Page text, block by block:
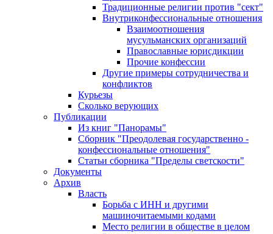
Традиционные религии против "сект"
Внутриконфессиональные отношения
Взаимоотношения
мусульманских организаций
Православные юрисдикции
Прочие конфессии
Другие примеры сотрудничества и
конфликтов
Курьезы
Сколько верующих
Публикации
Из книг "Панорамы"
Сборник "Преодолевая государственно -
конфессиональные отношения"
Статьи сборника "Пределы светскости"
Документы
Архив
Власть
Борьба с ИНН и другими
машиночитаемыми кодами
Место религии в обществе в целом